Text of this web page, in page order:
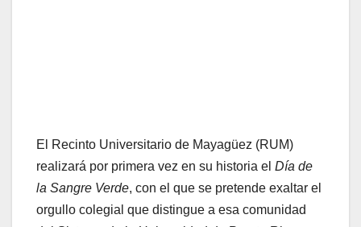
El Recinto Universitario de Mayagüez (RUM)
realizará por primera vez en su historia el Día de
la Sangre Verde, con el que se pretende exaltar el
orgullo colegial que distingue a esa comunidad